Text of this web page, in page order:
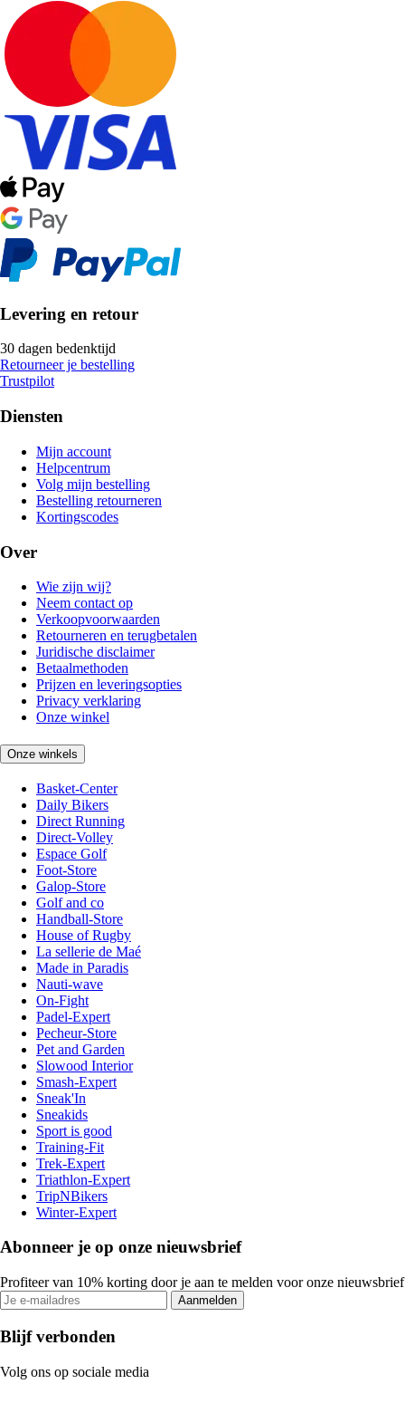
Levering en retour
30 dagen bedenktijd
Retourneer je bestelling
Trustpilot
Diensten
Mijn account
Helpcentrum
Volg mijn bestelling
Bestelling retourneren
Kortingscodes
Over
Wie zijn wij?
Neem contact op
Verkoopvoorwaarden
Retourneren en terugbetalen
Juridische disclaimer
Betaalmethoden
Prijzen en leveringsopties
Privacy verklaring
Onze winkel
Onze winkels
Basket-Center
Daily Bikers
Direct Running
Direct-Volley
Espace Golf
Foot-Store
Galop-Store
Golf and co
Handball-Store
House of Rugby
La sellerie de Maé
Made in Paradis
Nauti-wave
On-Fight
Padel-Expert
Pecheur-Store
Pet and Garden
Slowood Interior
Smash-Expert
Sneak'In
Sneakids
Sport is good
Training-Fit
Trek-Expert
Triathlon-Expert
TripNBikers
Winter-Expert
Abonneer je op onze nieuwsbrief
Profiteer van 10% korting door je aan te melden voor onze nieuwsbrief
Aanmelden
Blijf verbonden
Volg ons op sociale media